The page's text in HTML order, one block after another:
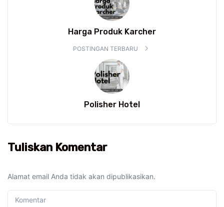
Harga Produk Karcher
POSTINGAN TERBARU
Polisher Hotel
Tuliskan Komentar
Alamat email Anda tidak akan dipublikasikan.
Komentar